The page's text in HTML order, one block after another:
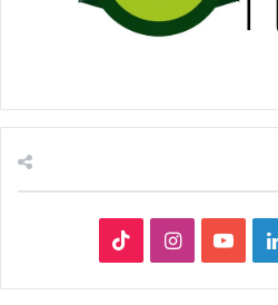
لينكدإنيوتيوبانستقرام